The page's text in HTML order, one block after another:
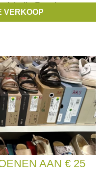
,Isla tile,Terratinta,
VERKOOP
AAN € 25